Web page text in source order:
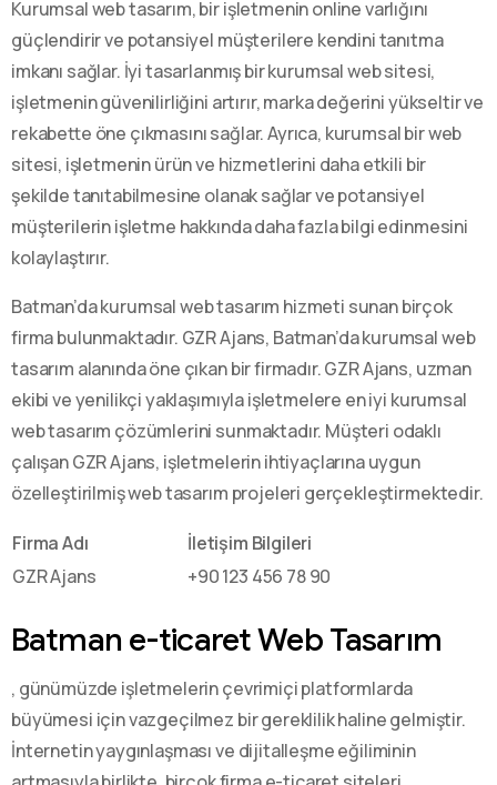
Kurumsal web tasarım, bir işletmenin online varlığını
güçlendirir ve potansiyel müşterilere kendini tanıtma
imkanı sağlar. İyi tasarlanmış bir kurumsal web sitesi,
işletmenin güvenilirliğini artırır, marka değerini yükseltir ve
rekabette öne çıkmasını sağlar. Ayrıca, kurumsal bir web
sitesi, işletmenin ürün ve hizmetlerini daha etkili bir
şekilde tanıtabilmesine olanak sağlar ve potansiyel
müşterilerin işletme hakkında daha fazla bilgi edinmesini
kolaylaştırır.
Batman’da kurumsal web tasarım hizmeti sunan birçok
firma bulunmaktadır. GZR Ajans, Batman’da kurumsal web
tasarım alanında öne çıkan bir firmadır. GZR Ajans, uzman
ekibi ve yenilikçi yaklaşımıyla işletmelere en iyi kurumsal
web tasarım çözümlerini sunmaktadır. Müşteri odaklı
çalışan GZR Ajans, işletmelerin ihtiyaçlarına uygun
özelleştirilmiş web tasarım projeleri gerçekleştirmektedir.
Firma Adı
İletişim Bilgileri
GZR Ajans
+90 123 456 78 90
Batman e-ticaret Web Tasarım
, günümüzde işletmelerin çevrimiçi platformlarda
büyümesi için vazgeçilmez bir gereklilik haline gelmiştir.
İnternetin yaygınlaşması ve dijitalleşme eğiliminin